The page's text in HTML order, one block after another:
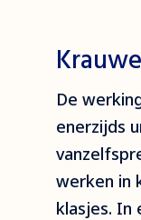
De
enerzijds
werken in
klasjes. In